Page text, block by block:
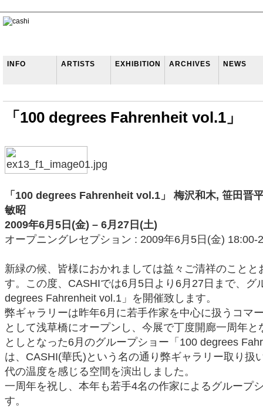
INFO ARTISTS EXHIBITION ARCHIVES NEWS
「100 degrees Fahrenheit vol.1」
「100 degrees Fahrenheit vol.1」 梅沢和木, 笹田晋
敏昭
2009年6月5日(金) – 6月27日(土)
オープニングレセプション : 2009年6月5日(金) 18:00-
新緑の候、皆様におかれましては益々ご清祥のことと
す。この度、CASHIでは6月5日より6月27日まで、グ
degrees Fahrenheit vol.1」を開催致します。
弊ギャラリーは昨年6月に若手作家を中心に扱うコマ
として浅草橋にオープンし、今展で丁度開廊一周年と
としとなった6月のグループショー「100 degrees
は、CASHI(華氏)という名の通り弊ギャラリー取り扱
代の温度を感じる空間を演出しました。
一周年を祝し、本年も若手4名の作家によるグループ
す。